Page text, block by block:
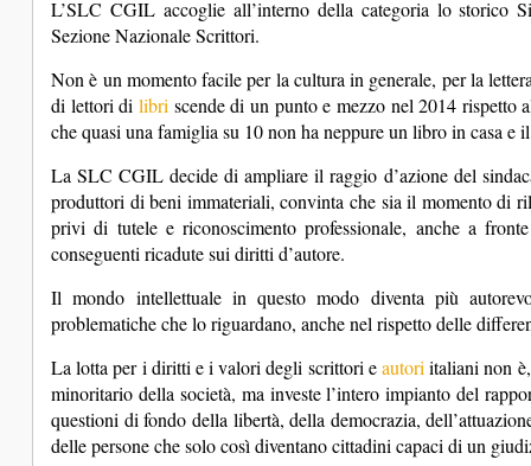
L’SLC CGIL accoglie all’interno della categoria lo storico
Sezione Nazionale Scrittori.
Non è un momento facile per la cultura in generale, per la
di lettori di libri scende di un punto e mezzo nel 2014 rispetto
che quasi una famiglia su 10 non ha neppure un libro in casa e
La SLC CGIL decide di ampliare il raggio d’azione del
produttori di beni immateriali, convinta che sia il momento di
privi di tutele e riconoscimento professionale, anche a
conseguenti ricadute sui diritti d’autore.
Il mondo intellettuale in questo modo diventa più
problematiche che lo riguardano, anche nel rispetto delle
La lotta per i diritti e i valori degli scrittori eautori italiani non
minoritario della società, ma investe l’intero impianto del
questioni di fondo della libertà, della democrazia,
delle persone che solo così diventano cittadini capaci di un